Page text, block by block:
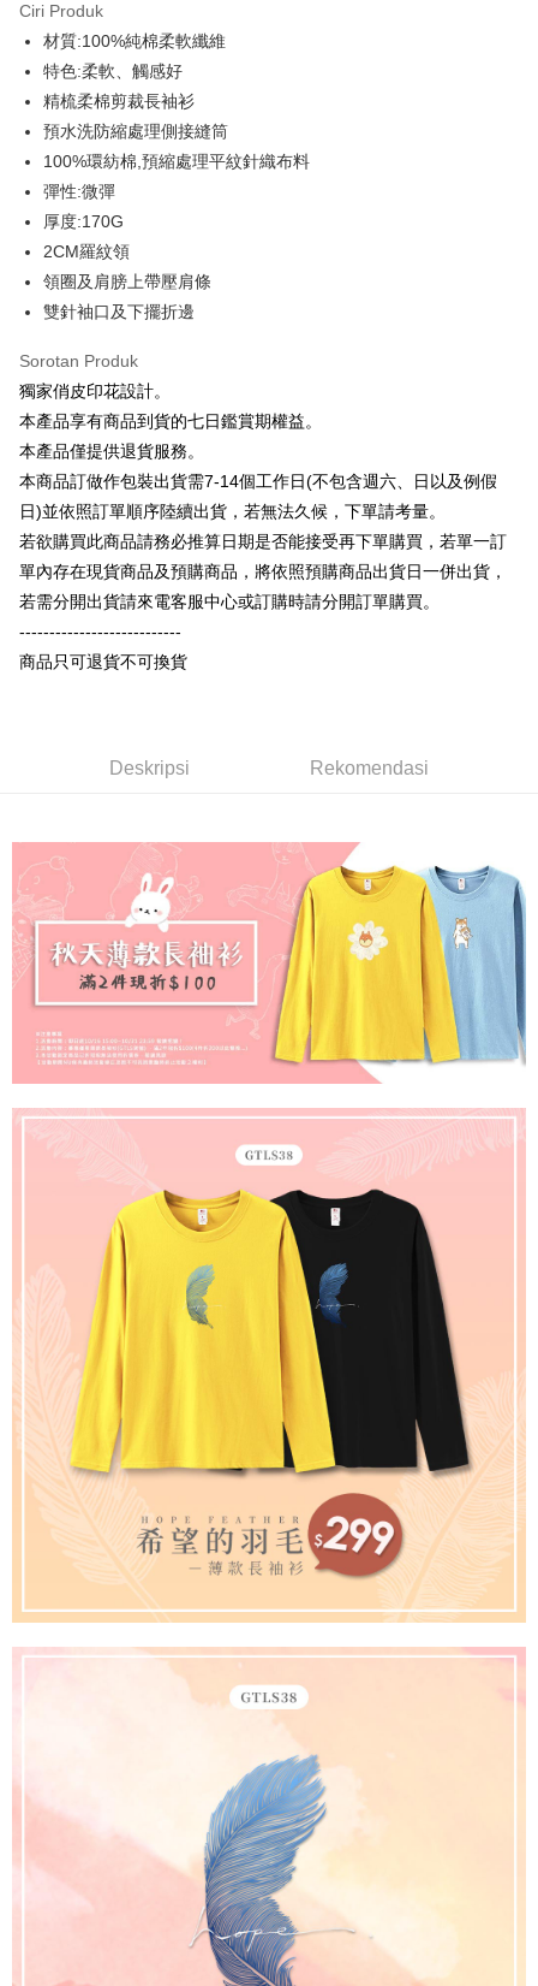
Taiwan Cooperative Bank
Hua Nan Commercial
Bank
The Shanghai
Commercial & Savings
Bank
Bank Cathay United
Mega International
Taiwan Business Bank
HSBC Bank (Taiwan)
Union Bank of Taiwan
Yuanta Commercial Bank
Bank Komersial E.SUN
Bank Antarabangsa
Taishin
Bank CTBC
Syarikat Kad Kredit
6 ansuran pada kadar faedah 0,
ansuran
Taiwan Cooperative Bank
Hua Nan Commercial Bank
The Shanghai Commercial &
Savings Bank
Bank Cathay United
Taiwan Business Bank
HSBC Bank (Taiwan) Limited
Union Bank of Taiwan
Yuanta Commercial Bank
Bank Antarabangsa Taishin
Syarikat Kad Kredit Rakuten
Taiwan
12 ansuran pada kadar faedah 0,
Hua Nan Commercial
Bank
Bank
The Shanghai
Commercial & Savings
Bank
Bank Cathay United
Taiwan Business Bank
HSBC Bank (Taiwan)
Limited
Union Bank of Taiwan
Far Eastern International
Yuanta Commercial Bank
Bank SinoPac
Bank Antarabangsa
Taishin
Bank CTBC
Syarikat Kad Kredit
Rakuten Taiwan
Pengambilan di Kedai Serbaneka
LINE Pay
Apple Pay
JKOPAY
Easy Wallet
Plus PAY
[Terma Penggunaan untuk OP Pay Later]
Perkhidmatan ini disediakan oleh Taiwan Mobile dan tersedia untuk
Jika anda memilih OP Pay Later sebagai kaedah pembayaran, sistem
mudah alih anda, memilih bilangan ansuran, dan menetapkan tarikh
yang dikenakan adalah tertakluk kepada maklumat yang dinyatakan
Jika transaksi tidak disahkan dalam masa 30 minit selepas pesanan
dibuat, atau jika permohonan gagal dalam proses semakan, pesanan
akan dibatalkan secara automatik. Jika permohonan gagal pada
peringkat "semakan manual", ini bermakna kriteria pemarkahan sistem
tidak dipenuhi; butiran penilaian khusus tidak akan didedahkan.
[Arahan Pembayaran]
Pembayaran ansuran melalui OP Pay Later akan dibilkan secara
berasingan dan tidak termasuk dalam bil telekom anda. SMS peringatan
pembayaran akan dihantar selepas kitaran bil bulanan.
menyelesaikan pembayaran anda melalui salah satu saluran berikut: kod
bar kedai serbaneka, kedai runcit Taiwan Mobile, pemindahan bank,
JKOPay, atau iPASS MONEY.
[Nota Penting]
Perkhidmatan ini disediakan oleh Taiwan Mobile Co., Ltd. (“Syarikat”),
yang membolehkan pelanggan membeli barangan atau perkhidmatan
melalui perkhidmatan ini pada masa transaksi. Hasil daripada pembelian
atau pembayaran ansuran akan dipindahkan oleh peniaga kepada
Syarikat, dan pelanggan hendaklah membuat pembayaran mengikut
perjanjian menggunakan sistem bil Syarikat.
Untuk memenuhi hubungan kontrak yang terjalin melalui persetujuan
penggunaan OP Pay Later, peniaga akan memberikan maklumat peribadi
anda (termasuk nama, nombor telefon, atau alamat) kepada Syarikat bagi
tujuan pengumpulan, pemprosesan dan penggunaan data yang
diperlukan untuk pengebilan ansuran, termasuk pengesahan,
pengesahan semula dan pembetulan.
Untuk terma perkhidmatan penuh, sila rujuk pautan berikut:
https://oppay.tw/userRule
" target="_blank" class="link revert-
style">https://oppay.tw/userRule
1. Perkhidmatan ini disediakan oleh Taiwan Mobile, pengguna telefon
mudah alih boleh segera menggunakan tanpa perlu memohon lagi.
(Hanya untuk nombor langganan peribadi, tidak terbuka untuk syarikat
pesanan ditubuhkan, akan secara automatik dialihkan ke proses
transaksi Gogo, selepas pengesahan nombor telefon, pilih bilangan
ansuran yang diingini, tarikh akhir pembayaran, dan setelah
mengesahkan pembayaran, transaksi akan selesai.
3. Jumlah kelulusan sebenar, bilangan ansuran dan jumlah bayaran
adalah berdasarkan halaman pengesahan transaksi seterusnya.
4. Dalam masa 30 minit selepas pesanan ditubuhkan, jika tidak pergi
untuk mengesahkan transaksi atau jika tidak lulus semakan, pesanan
akan dibatalkan secara automatik. Jika terdapat situasi "pindah untuk
semakan khusus" yang tidak lulus, ini menunjukkan bahawa sistem
AFTEE
Deskripsi
Pertama, Mengenai Perkhidmatan AFTEE Beli Sekarang Bayar Kemudian
1. Dengan memilih AFTEE sebagai kaedah pembayaran, mesej
pengesahan AFTEE akan muncul.
2. Anda boleh meneruskan pembayaran selepas pengesahan SMS.
3. Tiada bayaran diperlukan apabila pesanan disahkan. Produk akan
dihantar ke alamat yang ditetapkan.
5. Tiada bayaran diperlukan apabila anda menerima produk. Sila buat
Sila ambil perhatian bahawa tempoh pembayaran adalah 14 hari. Walau
bagaimanapun, bagi mereka yang telah memuat turun Aplikasi AFTEE
dan mendaftar sebagai ahli AFTEE boleh menikmati tempoh pembayaran
sehingga 45 hari.
Tempoh pembayaran dikira dari masa kedai meminta pembayaran anda,
ditambah dengan bilangan hari yang boleh dilanjutkan oleh AFTEE. Anda
boleh melanjutkan tempoh pembayaran anda sebelum anda menerima
pesanan. Walau bagaimanapun, tiada jaminan bahawa anda boleh
menerima pesanan anda semasa tempoh pembayaran (cth.: produk
prapesanan atau produk yang mungkin mengambil masa yang lebih
lama untuk dihantar). Oleh itu, anda dikehendaki membuat pembayaran
1. Jumlah yang diperakui untuk pengguna kali pertama boleh sehingga
NT$10,000. Amaun diperakui sebenar yang diluluskan akan berdasarkan
keputusan pensijilan dan semakan oleh AFTEE.
2. Amaun perbelanjaan minimum mestilah lebih besar daripada NT$20.
3. Pada masa ini hanya tersedia untuk ahli Taiwan.
Ketiga, Syarat Perkhidmatan
Perkhidmatan AFTEE Beli Sekarang Bayar Kemudian disediakan oleh NP
Taiwan, Inc. dan AFTEE akan membuat bil kepada pengguna. AFTEE
akan menggunakan data peribadi yang dikumpul (termasuk nama
pembeli, no. telefon, nama penerima, no. telefon, alamat penerima) untuk
penggunaan perkhidmatan. Sila rujuk kepada "Penyata Pengumpulan
Data Peribadi, Pemprosesan, Penggunaan"
(https://aftee.tw/privacypolicy/) untuk maklumat lanjut.
Jumlah yang diperakui untuk pengguna kali pertama yang lulus
kelulusan boleh sehingga NT$10,000. Jika pengguna tidak membuat
pembayaran dalam tempoh tersebut, yuran pembayaran lewat sebanyak
20% setahun akan dikenakan. Pengguna bawah umur dikehendaki
mendapatkan kebenaran daripada ibu bapa atau penjaga yang sah
Sila hubungi NP Taiwan Inc. di
mempunyai sebarang kebimbangan mengenai pemprosesan dan
peribadi yang disenaraikan seperti di atas akan dikumpul dan digunakan
oleh AFTEE, sila jangan gunakan perkhidmatan ini.
Pemindahan ATM
Pilihan Penghantaran
NT$899 atau lebih
7-11付款取貨
NT$65/pesanan | Penghantaran percuma untuk pesanan
NT$899 atau lebih
付款後7-11取貨
NT$60/pesanan | Penghantaran percuma untuk pesanan
NT$899 atau lebih
宅配
NT$65/pesanan | Penghantaran percuma untuk pesanan
NT$899 atau lebih
Ciri Produk
材質:100%純棉柔軟纖維
特色:柔軟、觸感好
精梳柔棉剪裁長袖衫
預水洗防縮處理側接縫筒
100%環紡棉,預縮處理平紋針織布料
彈性:微彈
厚度:170G
2CM羅紋領
領圈及肩膀上帶壓肩條
雙針袖口及下擺折邊
Sorotan Produk
獨家俏皮印花設計。
本產品享有商品到貨的七日鑑賞期權益。
本產品僅提供退貨服務。
本商品訂做作包裝出貨需7-14個工作日(不包含週六、日以及例假
日)並依照訂單順序陸續出貨，若無法久候，下單請考量。
若欲購買此商品請務必推算日期是否能接受再下單購買，若單一訂
單內存在現貨商品及預購商品，將依照預購商品出貨日一併出貨，
若需分開出貨請來電客服中心或訂購時請分開訂單購買。
---------------------------
商品只可退貨不可換貨
Deskripsi Rekomendasi